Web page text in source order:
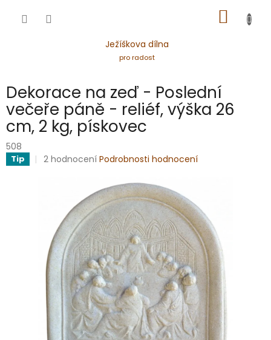
Ježíškova dílna
pro radost
KOŠÍK
Dekorace na zeď - Poslední
večeře páně - reliéf, výška 26
cm, 2 kg, pískovec
508
Tip
Průměrné
hvězdiček.
2 hodnocení Podrobnosti hodnocení